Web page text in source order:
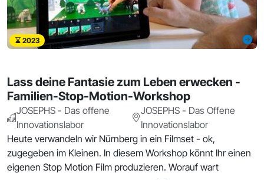
2023
Lass deine Fantasie zum Leben erwecken -
Familien-Stop-Motion-Workshop
JOSEPHS - Das offene
Innovationslabor
JOSEPHS - Das Offene
Innovationslabor
Heute verwandeln wir Nürnberg in ein Filmset - ok,
zugegeben im Kleinen. In diesem Workshop könnt Ihr einen
eigenen Stop Motion Film produzieren. Worauf wart